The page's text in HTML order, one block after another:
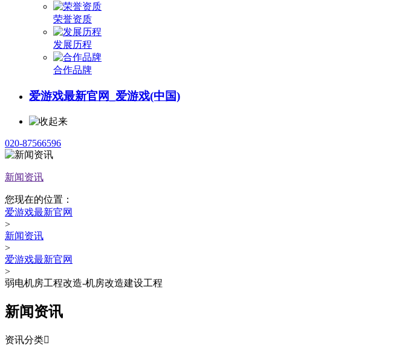
荣誉资质
发展历程
合作品牌
爱游戏最新官网_爱游戏(中国)
020-87566596
新闻资讯
您现在的位置：
爱游戏最新官网
>
新闻资讯
>
爱游戏最新官网
>
弱电机房工程改造-机房改造建设工程
新闻资讯
资讯分类